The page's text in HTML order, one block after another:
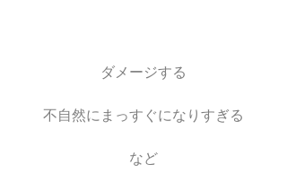
ダメージする
不自然にまっすぐになりすぎる
など